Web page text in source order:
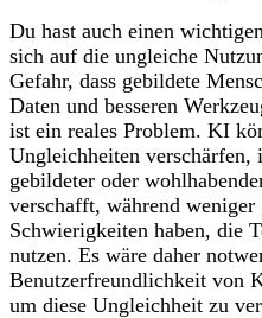
Du hast auch einen
sich auf die ungleiche
Gefahr, dass gebildete
Daten und besseren
ist ein reales Problem. KI
Ungleichheiten verschärfen,
gebildeter oder
verschafft, während weniger
Schwierigkeiten haben, die
nutzen. Es wäre daher
Benutzerfreundlichkeit von
um diese Ungleichheit zu